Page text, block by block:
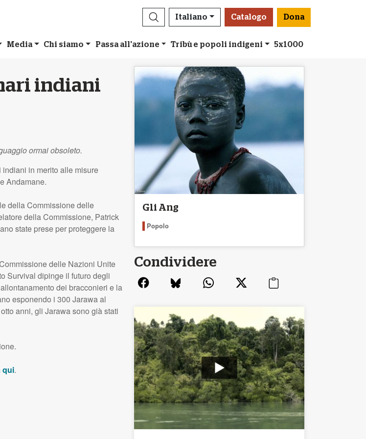
Italiano Catalogo Dona
Media Chi siamo Passa all'azione Tribù e popoli indigeni 5x1000
indiani
ormai obsoleto.
in merito alle misure
Andamane.
della Commissione delle
della Commissione, Patrick
state prese per proteggere la
delle Nazioni Unite
Survival dipinge il futuro degli
dei bracconieri e la
esponendo i 300 Jarawa al
anni, gli Jarawa sono già stati
qui.
Gli Ang
Popolo
Condividere